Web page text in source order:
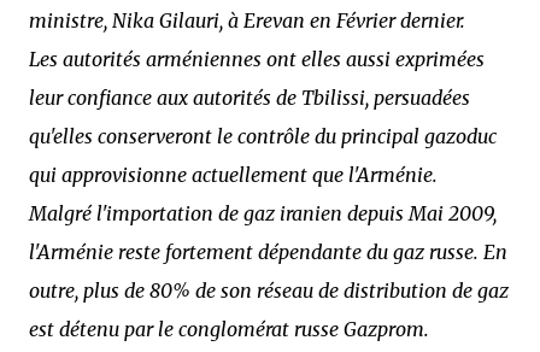
ministre, Nika Gilauri, à Erevan en Février dernier.
Les autorités arméniennes ont elles aussi exprimées
leur confiance aux autorités de Tbilissi, persuadées
qu'elles conserveront le contrôle du principal gazoduc
qui approvisionne actuellement que l'Arménie.
Malgré l'importation de gaz iranien depuis Mai 2009,
l'Arménie reste fortement dépendante du gaz russe. En
outre, plus de 80% de son réseau de distribution de gaz
est détenu par le conglomérat russe Gazprom.